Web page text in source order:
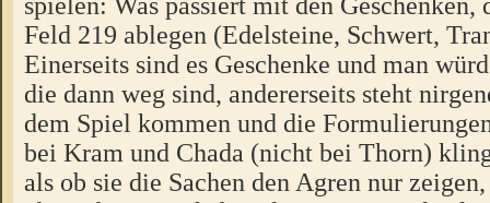
Feld 219 ablegen (Edelsteine, Schwert,
Einerseits sind es Geschenke und man
die dann weg sind, andererseits steht
dem Spiel kommen und die
bei Kram und Chada (nicht bei Thorn)
als ob sie die Sachen den Agren nur